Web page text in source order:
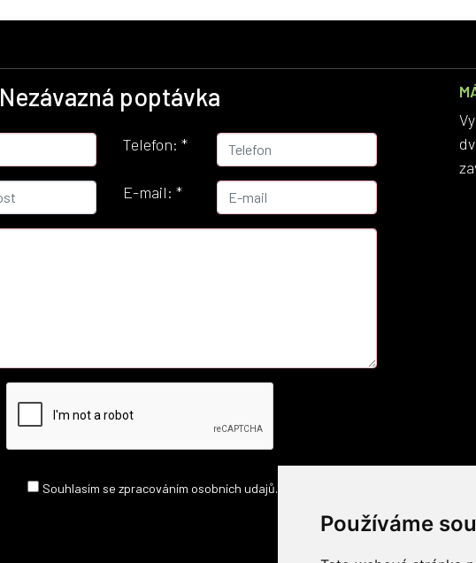
Používáme
Nezávazná poptávka
Telefon: *
E-mail: *
Souhlasím se zpracováním osobních udajů.